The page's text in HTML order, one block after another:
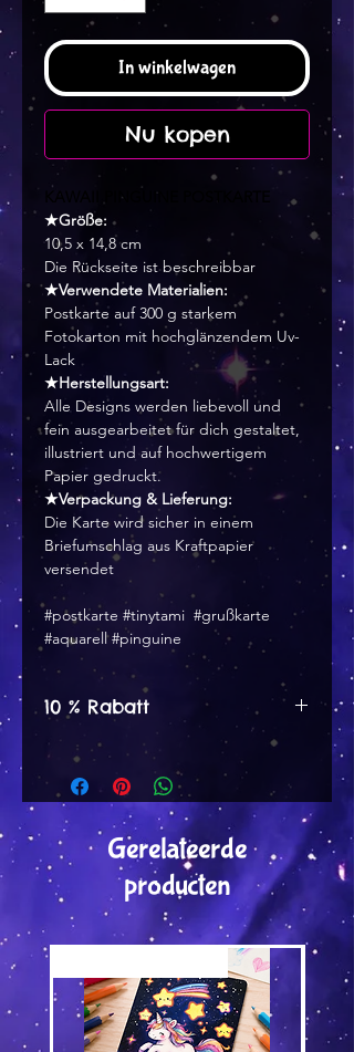
In winkelwagen
Nu kopen
KAWAII PINGUINE POSTKARTE
★Größe:
10,5 x 14,8 cm
Die Rückseite ist beschreibbar
★Verwendete Materialien:
Postkarte auf 300 g starkem
Fotokarton mit hochglänzendem Uv-
Lack
★Herstellungsart:
Alle Designs werden liebevoll und
fein ausgearbeitet für dich gestaltet,
illustriert und auf hochwertigem
Papier gedruckt.
★Verpackung & Lieferung:
Die Karte wird sicher in einem
Briefumschlag aus Kraftpapier
versendet
#postkarte #tinytami #grußkarte
#aquarell #pinguine
10 % Rabatt
Spare mit 10 % Rabatt auf alle
Postkarten, Notizblöcke und
viele andere Produkte.
Gerelateerde
producten